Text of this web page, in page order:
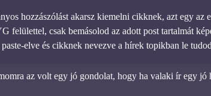
hozzászólást akarsz kiemelni cikknek, azt egy az
felülettel, csak bemásolod az adott post tartalmát
elve és cikknek nevezve a hírek topikban le
az volt egy jó gondolat, hogy ha valaki ír egy